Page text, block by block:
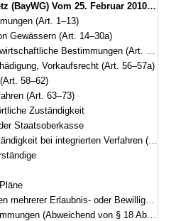
2010 (GVBl. S. 66, 130) BayRS 753-1-U (Art. 1–101)
(Art. 1–13)
Gewässern (Art. 14–30a)
Bestimmungen (Art. 31–55)
Vorkaufsrecht (Art. 56–57a)
58–62)
(Art. 63–73)
Zuständigkeit
Staatsoberkasse
Verfahren (Abweichend von § 19 Abs. 2 WHG)
Erlaubnis- oder Bewilligungsanträge
von § 18 Abs. 2, § 21 Abs. 1, § 70 Abs. 1 WHG)